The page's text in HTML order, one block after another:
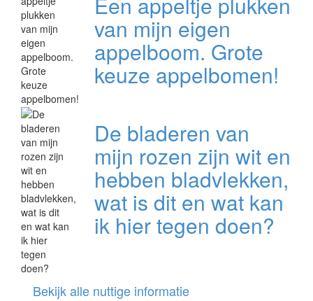
van mijn eigen
appelboom. Grote
keuze appelbomen!
De bladeren van
mijn rozen zijn wit en
hebben bladvlekken,
wat is dit en wat kan
ik hier tegen doen?
Bekijk alle nuttige informatie